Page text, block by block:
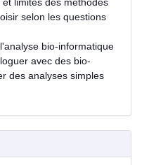
limites des méthodes
selon les questions
bio-informatique
avec des bio-
des analyses simples